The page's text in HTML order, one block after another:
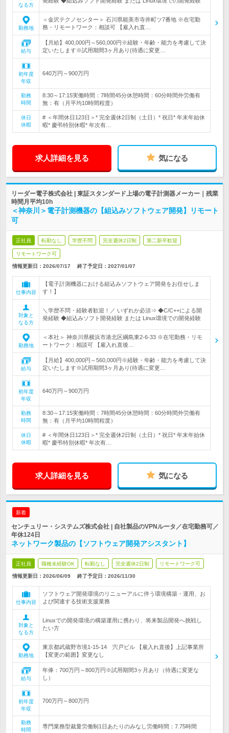
なる方
勤務地
＜金沢テクノセンター＞ 石川県能美市寺井町ツ7番地 ※在宅勤
務・リモートワーク：相談可 【雇入れ直…
給与
【月給】400,000円～560,000円※経験・年齢・能力を考慮して決
定いたします※試用期間3ヶ月あり(待遇に変更…
初年度
年収
640万円～900万円
勤務
時間
8:30～17:15実働時間：7時間45分休憩時間：60分時間外労働有
無：有（月平均10時間程度）
休日
休暇
# ＜年間休日123日＞* 完全週休2日制（土日）* 祝日* 年末年始休
暇* 慶弔特別休暇* 年次有…
求人詳細を見る 気になる
リーダー電子株式会社 | 東証スタンダード上場の電子計測器メーカー｜残業
時間月平均10h
＜神奈川＞電子計測機器の【組込みソフトウェア開発】リモート
可
正社員 転勤なし 学歴不問 完全週休2日制 第二新卒歓迎
リモートワーク可
情報更新日：2026/07/17 終了予定日： 2027/01/07
仕事内容
【電子計測機器における組込みソフトウェア開発をお任せしま
す！】
対象と
なる方
＼学歴不問・経験者歓迎！／ いずれか必須⇒ ◆C/C++による開
発経験 ◆組込みソフト開発経験 または Linux環境での開発経験
勤務地
＜本社＞ 神奈川県横浜市港北区綱島東2-6-33 ※在宅勤務・リモ
ートワーク：相談可 【雇入れ直後…
給与
【月給】400,000円～560,000円※経験・年齢・能力を考慮して決
定いたします※試用期間3ヶ月あり(待遇に変更…
初年度
年収
640万円～900万円
勤務
時間
8:30～17:15実働時間：7時間45分休憩時間：60分時間外労働有
無：有（月平均10時間程度）
休日
休暇
# ＜年間休日123日＞* 完全週休2日制（土日）* 祝日* 年末年始休
暇* 慶弔特別休暇* 年次有…
求人詳細を見る 気になる
新着
センチュリー・システムズ株式会社 | 自社製品のVPNルータ／在宅勤務可／
年休124日
ネットワーク製品の【ソフトウェア開発アシスタント】
正社員 職種未経験OK 転勤なし 完全週休2日制 リモートワーク可
情報更新日：2026/06/09 終了予定日： 2026/11/30
仕事内容
ソフトウェア開発環境のリニューアルに伴う環境構築・運用、お
よび関連する技術支援業務
対象と
なる方
Linuxでの開発環境の構築運用に携わり、将来製品開発へ挑戦し
たい方
勤務地
東京都武蔵野市境1-15-14 宍戸ビル 【雇入れ直後】上記事業所
【変更の範囲】変更なし
給与
年俸：700万円～800万円※試用期間3ヶ月あり（待遇に変更な
し）
初年度
年収
700万円～800万円
勤務
時間
専門業務型裁量労働制1日あたりのみなし労働時間：7.75時間